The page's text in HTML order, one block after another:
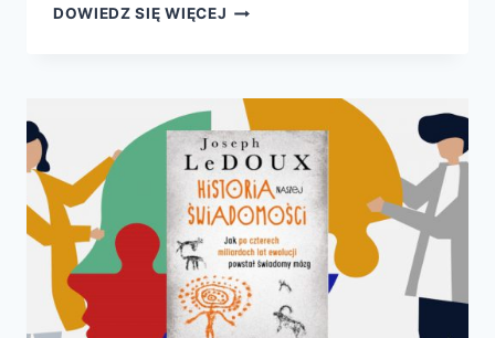
DOWIEDZ SIĘ WIĘCEJ NAUKA
CO
NEUROOBRAZOWANIE
MOŻE
POWIEDZIEĆ
O
NASZYCH
UMYSŁACH?